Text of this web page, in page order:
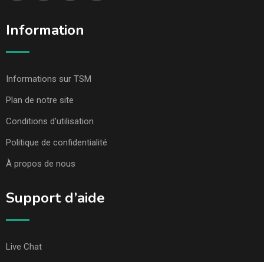
Information
Informations sur TSM
Plan de notre site
Conditions d’utilisation
Politique de confidentialité
À propos de nous
Support d’aide
Live Chat